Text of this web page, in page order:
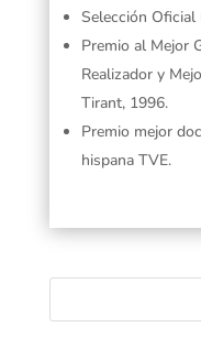
Selección Oficial
Premio al Mejor
Realizador y
Tirant, 1996.
Premio mejor
hispana TVE.